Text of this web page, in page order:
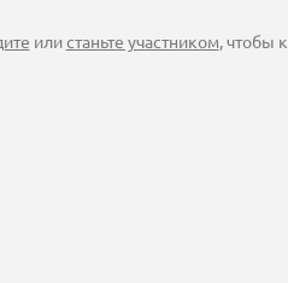
илистаньте участником, чтобы